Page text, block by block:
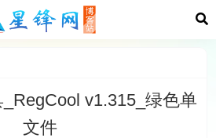
v1.315_绿色单
文件